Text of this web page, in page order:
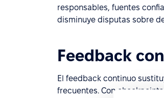
responsables, fuentes
disminuye disputas sobre
Feedback
El feedback continuo
frecuentes. Con